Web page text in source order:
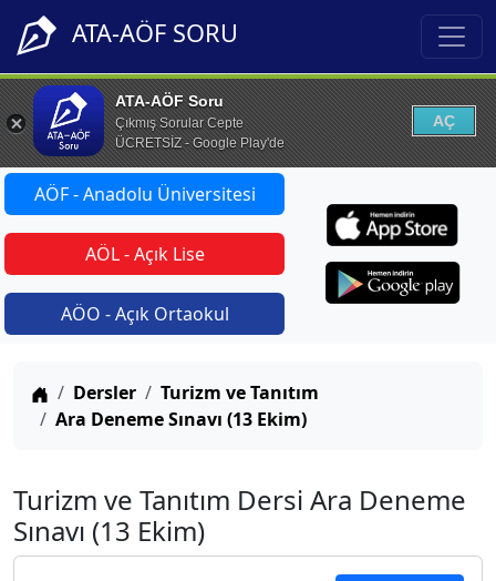
ATA-AÖF SORU
ATA-AÖF Soru
Çıkmış Sorular Cepte
ÜCRETSİZ - Google Play'de
AÇ
AÖF - Anadolu Üniversitesi
AÖL - Açık Lise
AÖO - Açık Ortaokul
Anasayfa
Dersler
Turizm ve Tanıtım
Ara Deneme Sınavı (13 Ekim)
Turizm ve Tanıtım Dersi Ara Deneme
Sınavı (13 Ekim)